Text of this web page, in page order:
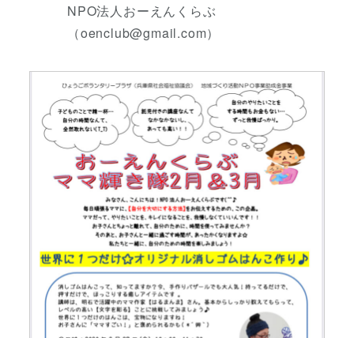
NPO法人おーえんくらぶ
（oenclub@gmail.com）